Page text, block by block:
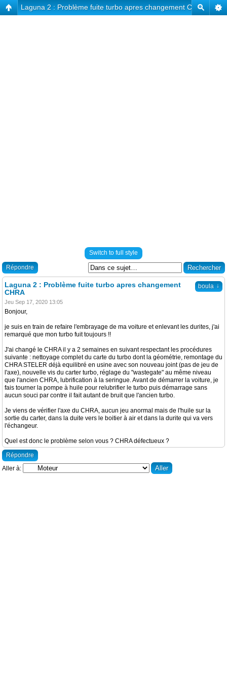
Laguna 2 : Problème fuite turbo apres changement CHRA
Switch to full style
Répondre
boula ↓
Laguna 2 : Problème fuite turbo apres changement
CHRA
Jeu Sep 17, 2020 13:05
Bonjour,
je suis en train de refaire l'embrayage de ma voiture et enlevant les durites, j'ai
remarqué que mon turbo fuit toujours !!
J'ai changé le CHRA il y a 2 semaines en suivant respectant les procédures
suivante : nettoyage complet du carte du turbo dont la géométrie, remontage du
CHRA STELER déjà equilibré en usine avec son nouveau joint (pas de jeu de
l'axe), nouvelle vis du carter turbo, réglage du "wastegate" au même niveau
que l'ancien CHRA, lubrification à la seringue. Avant de démarrer la voiture, je
fais tourner la pompe à huile pour relubrifier le turbo puis démarrage sans
aucun souci par contre il fait autant de bruit que l'ancien turbo.
Je viens de vérifier l'axe du CHRA, aucun jeu anormal mais de l'huile sur la
sortie du carter, dans la duite vers le boitier à air et dans la durite qui va vers
l'échangeur.
Quel est donc le problème selon vous ? CHRA défectueux ?
Répondre
Aller à: